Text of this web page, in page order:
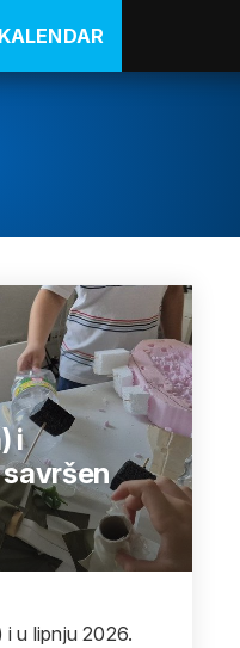
KALENDAR
i
u lipnju 2026.